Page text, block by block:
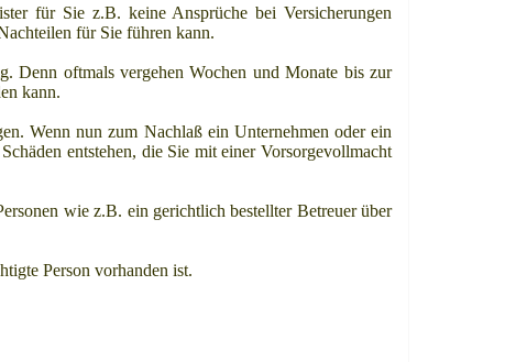
für Sie z.B. keine Ansprüche bei Versicherungen
für Sie führen kann.
Denn oftmals vergehen Wochen und Monate bis zur
kann.
Wenn nun zum Nachlaß ein Unternehmen oder ein
entstehen, die Sie mit einer Vorsorgevollmacht
wie z.B. ein gerichtlich bestellter Betreuer über
Person vorhanden ist.